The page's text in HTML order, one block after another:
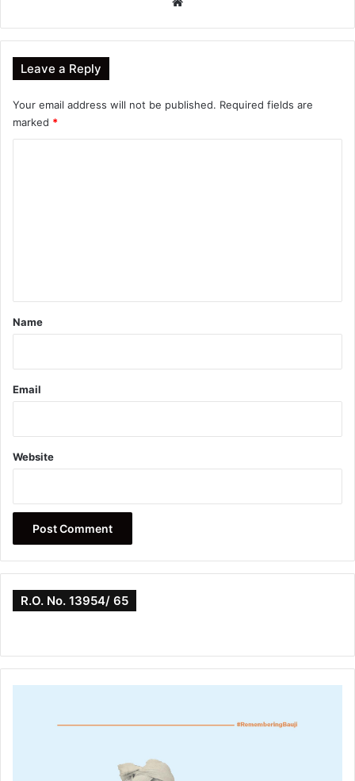
Leave a Reply
Your email address will not be published. Required fields are
marked *
*
Name
Email
Website
R.O. No. 13954/ 65